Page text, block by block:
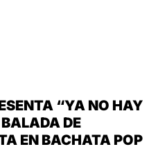
“YA NO HAY
DE
EN BACHATA POP